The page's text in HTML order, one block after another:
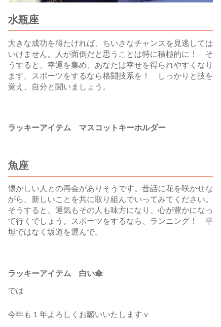
水瓶座
大きな成功を得たければ、ちいさなチャンスを見逃しては
いけません。人が面倒だと思うことは特に積極的に！ そ
うすると、幸運を集め、あなたは幸せを得られやすくなり
ます。スポーツをするなら格闘技系を！ しっかりと技を
覚え、自分と闘いましょう。
ラッキーアイテム マスコットキーホルダー
魚座
懐かしい人との再会がありそうです。昔話に花を咲かせな
がら、新しいことを共に取り組んでいってみてください。
そうすると、運気もその人も味方になり、心が豊かになっ
て行くでしょう。スポーツをするなら、ランニング！ 平
坦ではなく坂道を選んで。
ラッキーアイテム 白い傘
では
今年も１年よろしくお願いいたしますｖ